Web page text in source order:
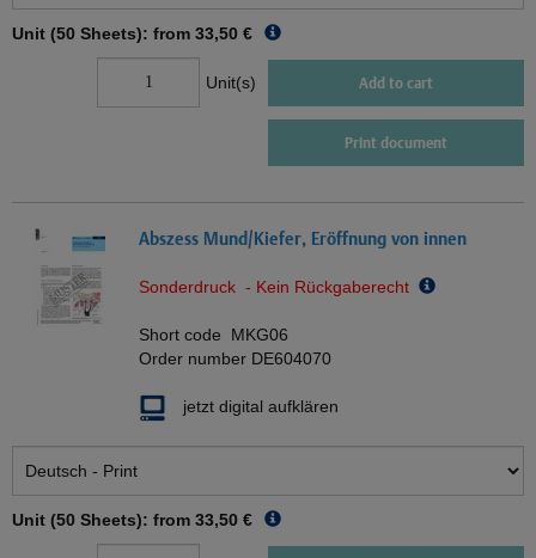
Unit (50 Sheets): from 33,50 €
Unit(s) Add to cart
Print document
Abszess Mund/Kiefer, Eröffnung von innen
Sonderdruck - Kein Rückgaberecht
Short code MKG06
Order number DE604070
jetzt digital aufklären
Unit (50 Sheets): from 33,50 €